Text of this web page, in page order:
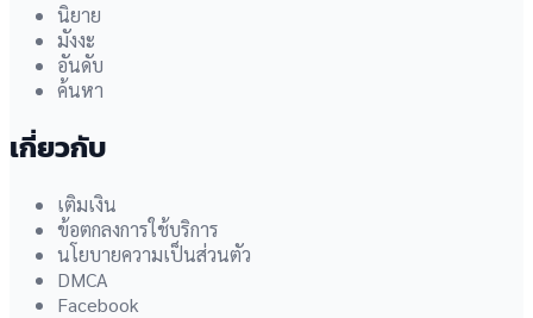
นิยาย
มังงะ
อันดับ
ค้นหา
เกี่ยวกับ
เติมเงิน
ข้อตกลงการใช้บริการ
นโยบายความเป็นส่วนตัว
DMCA
Facebook